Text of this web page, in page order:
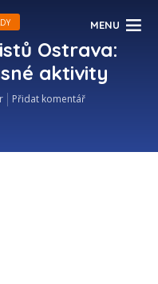
MENU
Ostrava:
aktivity
Přidat komentář